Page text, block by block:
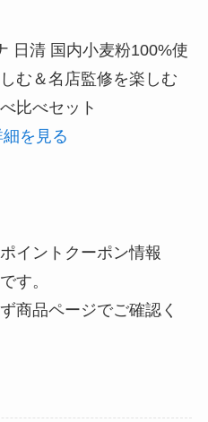
日清 国内小麦粉100%使
む＆名店監修を楽しむ
比べセット
を見る
イントクーポン情報
す。
商品ページでご確認く